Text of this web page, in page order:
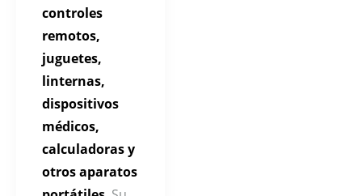
controles
remotos,
juguetes,
linternas,
dispositivos
médicos,
calculadoras y
otros aparatos